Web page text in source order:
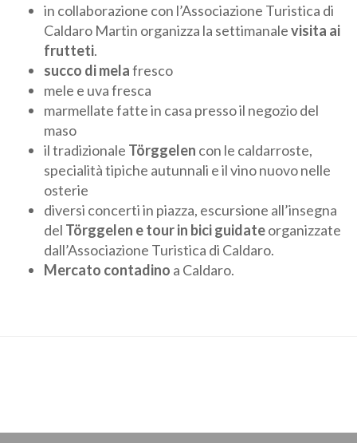
in collaborazione con l’Associazione Turistica di
Caldaro Martin organizza la settimanalevisita ai
frutteti.
succo di melafresco
mele e uva fresca
marmellate fatte in casa presso il negozio del
maso
il tradizionale Törggelen con le caldarroste,
specialità tipiche autunnali e il vino nuovo nelle
osterie
diversi concerti in piazza, escursione all’insegna
del Törggelen e tour in bici guidateorganizzate
dall’Associazione Turistica di Caldaro.
Mercato contadino a Caldaro.